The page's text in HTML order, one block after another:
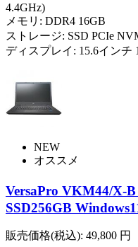
4.4GHz)
メモリ: DDR4 16GB
ストレージ: SSD PCIe
ディスプレイ: 15.6インチ
NEW
オススメ
VersaPro VKM44/X-
SSD256GB
販売価格(税込): 49,800 円